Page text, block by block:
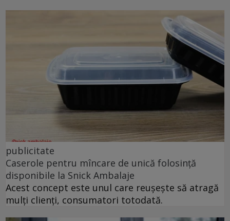
publicitate
Caserole pentru mîncare de unică folosință
disponibile la Snick Ambalaje
Acest concept este unul care reușește să atragă
mulți clienți, consumatori totodată.